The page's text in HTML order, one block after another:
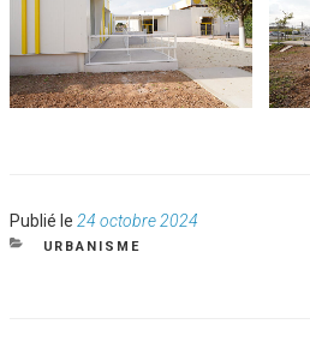
Publié le Publié
le
24 octobre 2024
CATÉGORIES
URBANISME